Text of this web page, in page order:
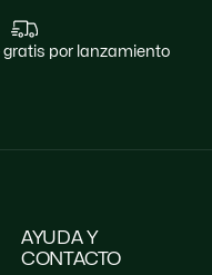
gratis por lanzamiento
AYUDA Y
CONTACTO